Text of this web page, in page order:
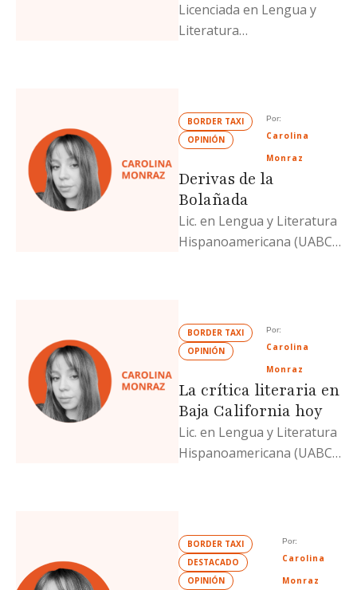
Licenciada en Lengua y
Literatura
mexicana. Actualmente
estudia …
BORDER TAXI
OPINIÓN
Por:
Carolina
Monraz
Derivas de la
Bolañada
Lic. en Lengua y Literatura
Hispanoamericana (UABC)
estudia …
BORDER TAXI
OPINIÓN
Por:
Carolina
Monraz
La crítica literaria en
Baja California hoy
Lic. en Lengua y Literatura
Hispanoamericana (UABC)
estudia …
BORDER TAXI
DESTACADO
OPINIÓN
Por:
Carolina
Monraz